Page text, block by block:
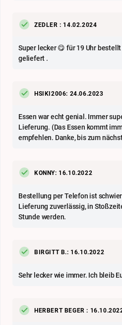
ZEDLER : 14.02.2024
Super lecker 😋 für 19 Uhr
geliefert .
HSIKI2006: 24.06.2023
Essen war echt genial. Immer
Lieferung. (Das Essen kommt
empfehlen. Danke, bis zum
KONNY: 16.10.2022
Bestellung per Telefon ist
Lieferung zuverlässig, in
Stunde werden.
BIRGITT B.: 16.10.2022
Sehr lecker wie immer. Ich bleib
HERBERT BEGER :